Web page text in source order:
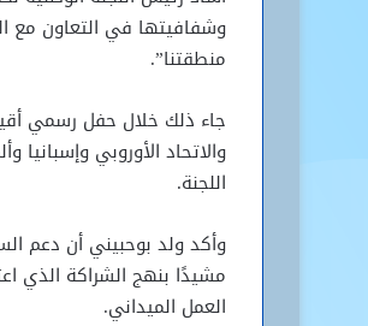
وشفافيتها في التعاون مع
منطقتنا”.
جاء ذلك خلال حفل رسمي أقيم
والاتحاد الأوروبي وإسبانيا
اللجنة.
وأكد ولد بوحبيني أن دعم
مشيدًا بنهج الشراكة الذي
العمل الميداني.